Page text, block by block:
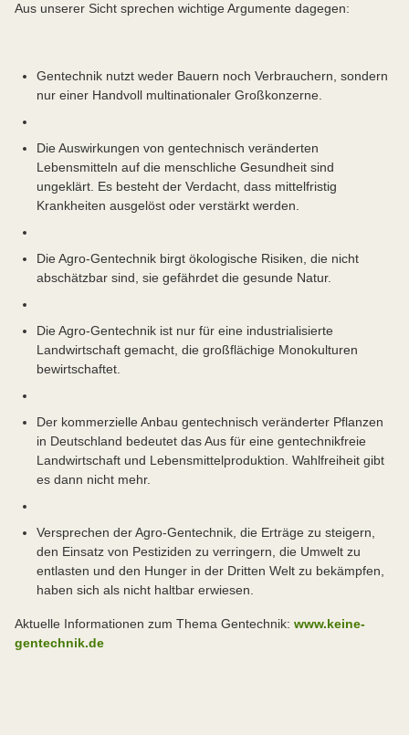
Aus unserer Sicht sprechen wichtige Argumente dagegen:
Gentechnik nutzt weder Bauern noch Verbrauchern, sondern
nur einer Handvoll multinationaler Großkonzerne.
Die Auswirkungen von gentechnisch veränderten
Lebensmitteln auf die menschliche Gesundheit sind
ungeklärt. Es besteht der Verdacht, dass mittelfristig
Krankheiten ausgelöst oder verstärkt werden.
Die Agro-Gentechnik birgt ökologische Risiken, die nicht
abschätzbar sind, sie gefährdet die gesunde Natur.
Die Agro-Gentechnik ist nur für eine industrialisierte
Landwirtschaft gemacht, die großflächige Monokulturen
bewirtschaftet.
Der kommerzielle Anbau gentechnisch veränderter Pflanzen
in Deutschland bedeutet das Aus für eine gentechnikfreie
Landwirtschaft und Lebensmittelproduktion. Wahlfreiheit gibt
es dann nicht mehr.
Versprechen der Agro-Gentechnik, die Erträge zu steigern,
den Einsatz von Pestiziden zu verringern, die Umwelt zu
entlasten und den Hunger in der Dritten Welt zu bekämpfen,
haben sich als nicht haltbar erwiesen.
Aktuelle Informationen zum Thema Gentechnik: www.keine-
gentechnik.de